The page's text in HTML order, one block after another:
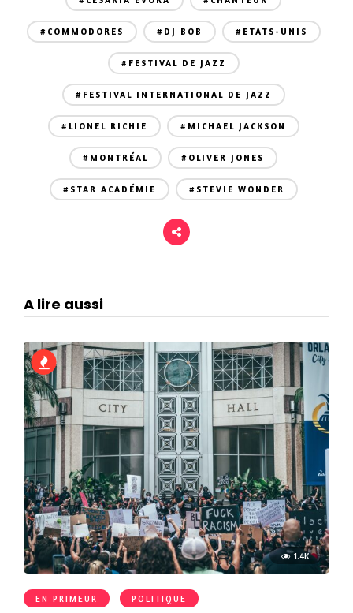
#COMMODORES #DJ BOB #ETATS-UNIS
#FESTIVAL DE JAZZ
#FESTIVAL INTERNATIONAL DE JAZZ
#LIONEL RICHIE #MICHAEL JACKSON
#MONTRÉAL #OLIVER JONES
#STAR ACADÉMIE #STEVIE WONDER
A lire aussi
1.4K
EN PRIMEUR POLITIQUE